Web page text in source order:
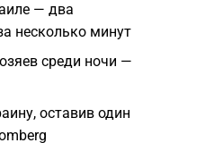
— два
несколько минут
среди ночи —
оставив один